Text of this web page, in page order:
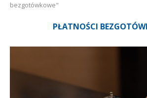
bezgotówkowe"
PŁATNOŚCI